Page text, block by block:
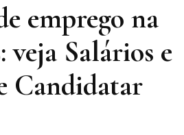
emprego na
veja Salários e
Candidatar